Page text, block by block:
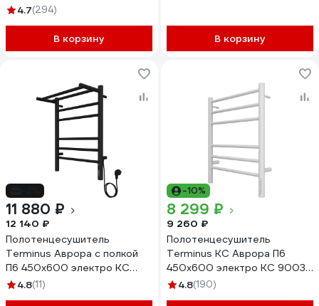
полиров.) LCAE60-40R
4.7(294)
В корзину В корзину
11 880 ₽
12 140 ₽
Полотенцесушитель
Terminus Аврора с полкой
П6 450x600 электро КС
9005 матовый
4.8(11)
-10%
8 299 ₽
9 260 ₽
Полотенцесушитель
Terminus КС Аврора П6
450x600 электро КС 9003
матовый 4670078527462
4.8(190)